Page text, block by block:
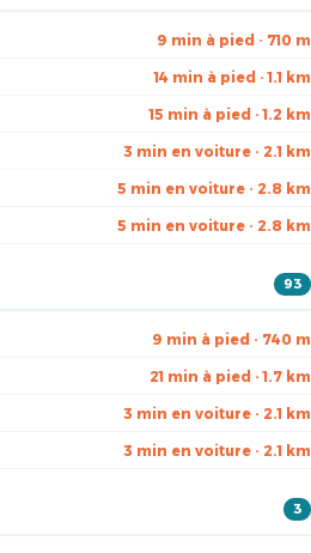
9 min à pied · 710 m
14 min à pied · 1.1 km
15 min à pied · 1.2 km
3 min en voiture · 2.1 km
5 min en voiture · 2.8 km
5 min en voiture · 2.8 km
93
9 min à pied · 740 m
21 min à pied · 1.7 km
3 min en voiture · 2.1 km
3 min en voiture · 2.1 km
3